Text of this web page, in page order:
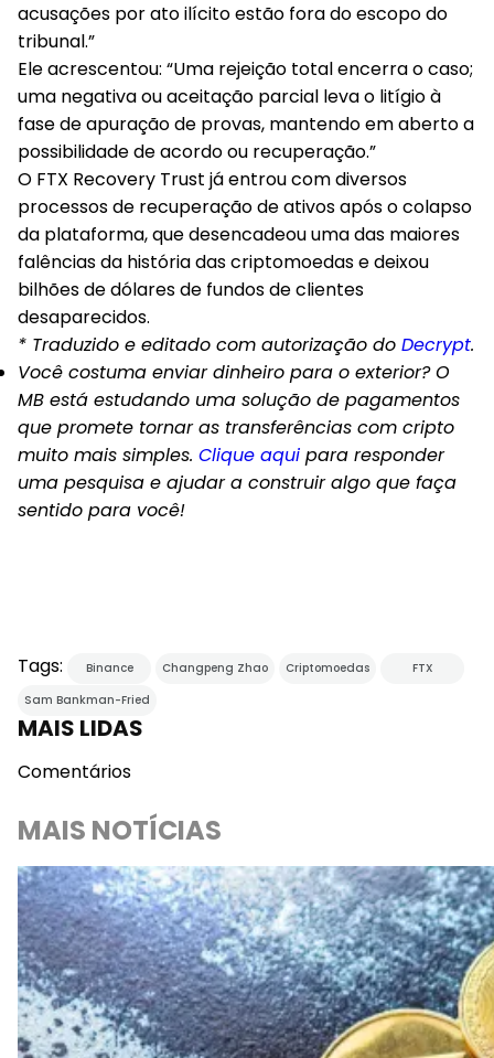
acusações por ato ilícito estão fora do escopo do
tribunal.”
Ele acrescentou: “Uma rejeição total encerra o caso;
uma negativa ou aceitação parcial leva o litígio à
fase de apuração de provas, mantendo em aberto a
possibilidade de acordo ou recuperação.”
O FTX Recovery Trust já entrou com diversos
processos de recuperação de ativos após o colapso
da plataforma, que desencadeou uma das maiores
falências da história das criptomoedas e deixou
bilhões de dólares de fundos de clientes
desaparecidos.
* Traduzido e editado com autorização do Decrypt.
Você costuma enviar dinheiro para o exterior? O
MB está estudando uma solução de pagamentos
que promete tornar as transferências com cripto
muito mais simples. Clique aqui para responder
uma pesquisa e ajudar a construir algo que faça
sentido para você!
Tags: Binance Changpeng Zhao Criptomoedas
FTX
Sam Bankman-Fried
MAIS LIDAS
Comentários
MAIS NOTÍCIAS